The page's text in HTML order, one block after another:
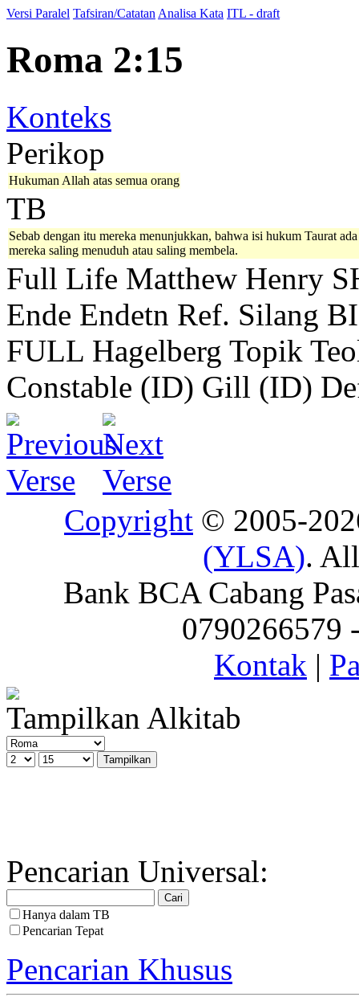
Versi Paralel Tafsiran/Catatan Analisa Kata ITL - draft
Roma 2:15
Konteks
Perikop
Hukuman Allah atas semua orang
TB
Sebab dengan itu mereka menunjukkan, bahwa isi hukum Taurat
mereka saling menuduh atau saling membela.
Full Life Matthew Henry
Ende Endetn Ref. Silang
FULL Hagelberg Topik
Constable (ID) Gill (ID)
Copyright © 2005-
(YLSA).
Bank BCA Cabang
0790266579
Kontak |
Tampilkan Alkitab
Pencarian Universal:
Hanya dalam TB
Pencarian Tepat
Pencarian Khusus